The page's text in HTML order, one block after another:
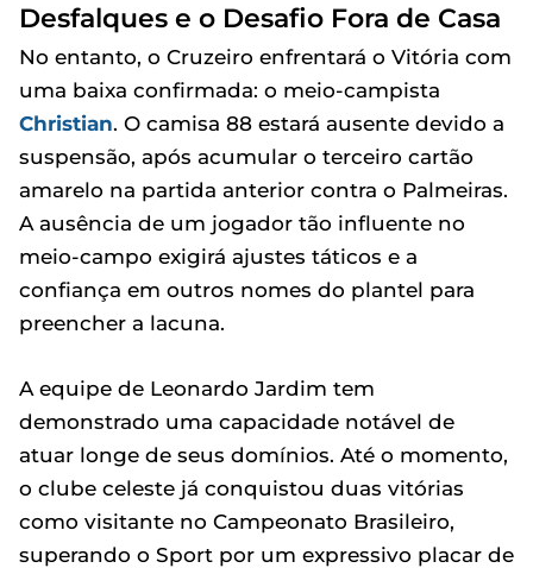
Desfalques e o Desafio Fora de Casa
No entanto, o Cruzeiro enfrentará o Vitória com
uma baixa confirmada: o meio-campista
Christian. O camisa 88 estará ausente devido a
suspensão, após acumular o terceiro cartão
amarelo na partida anterior contra o Palmeiras.
A ausência de um jogador tão influente no
meio-campo exigirá ajustes táticos e a
confiança em outros nomes do plantel para
preencher a lacuna.
A equipe de Leonardo Jardim tem
demonstrado uma capacidade notável de
atuar longe de seus domínios. Até o momento,
o clube celeste já conquistou duas vitórias
como visitante no Campeonato Brasileiro,
superando o Sport por um expressivo placar de